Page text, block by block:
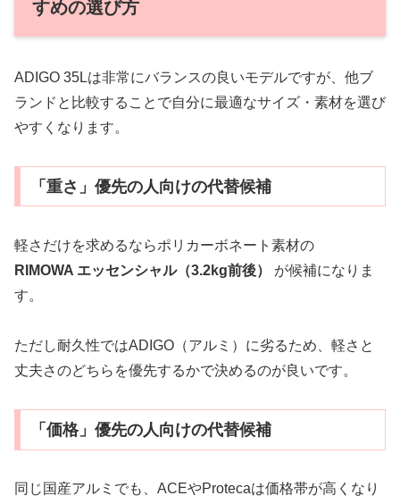
すめの選び方
ADIGO 35Lは非常にバランスの良いモデルですが、他ブ
ランドと比較することで自分に最適なサイズ・素材を選び
やすくなります。
「重さ」優先の人向けの代替候補
軽さだけを求めるならポリカーボネート素材の
RIMOWA エッセンシャル（3.2kg前後）
が候補になりま
す。
ただし耐久性ではADIGO（アルミ）に劣るため、軽さと
丈夫さのどちらを優先するかで決めるのが良いです。
「価格」優先の人向けの代替候補
同じ国産アルミでも、ACEやProtecaは価格帯が高くなり